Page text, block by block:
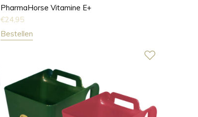
PharmaHorse Vitamine E+
€24,95
Bestellen